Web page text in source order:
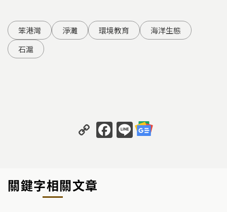
笨港灣 淨灘 環境教育
海洋生態
石滬
C
o
y
Li
F
a
Li
n
關鍵字相關文章